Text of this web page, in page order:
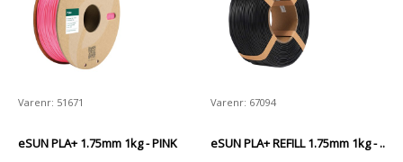
Varenr: 51671
eSUN PLA+ 1.75mm 1kg - PINK
Varenr: 67094
eSUN PLA+ REFILL 1.75mm 1kg - ..